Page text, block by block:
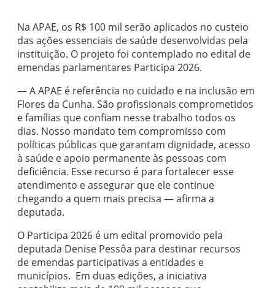
Na APAE, os R$ 100 mil serão aplicados no custeio
das ações essenciais de saúde desenvolvidas pela
instituição. O projeto foi contemplado no edital de
emendas parlamentares Participa 2026.
— A APAE é referência no cuidado e na inclusão em
Flores da Cunha. São profissionais comprometidos
e famílias que confiam nesse trabalho todos os
dias. Nosso mandato tem compromisso com
políticas públicas que garantam dignidade, acesso
à saúde e apoio permanente às pessoas com
deficiência. Esse recurso é para fortalecer esse
atendimento e assegurar que ele continue
chegando a quem mais precisa — afirma a
deputada.
O Participa 2026 é um edital promovido pela
deputada Denise Pessôa para destinar recursos
de emendas participativas a entidades e
municípios. Em duas edições, a iniciativa